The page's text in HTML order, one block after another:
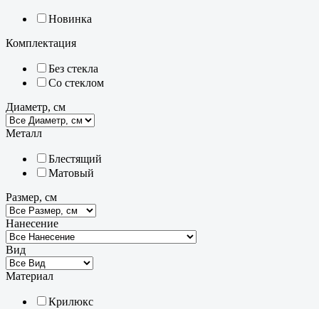
Новинка
Комплектация
Без стекла
Со стеклом
Диаметр, см
Металл
Блестящий
Матовый
Размер, см
Нанесение
Вид
Материал
Крилюкс